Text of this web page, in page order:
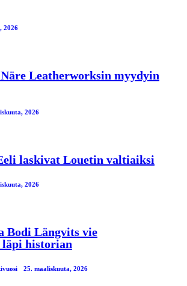
2026
Leatherworksin myydyin
2026
laskivat Louetin valtiaiksi
2026
Bodi Längvits vie
historian
25. maaliskuuta, 2026